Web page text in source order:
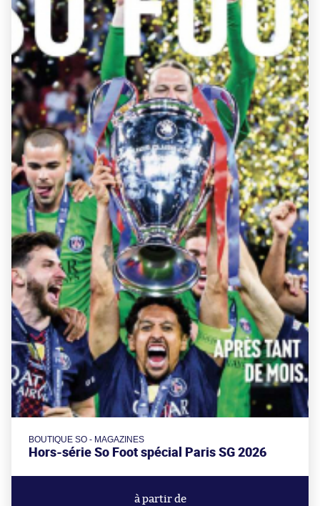
BOUTIQUE SO - MAGAZINES
Hors-série So Foot spécial Paris SG 2026
à partir de